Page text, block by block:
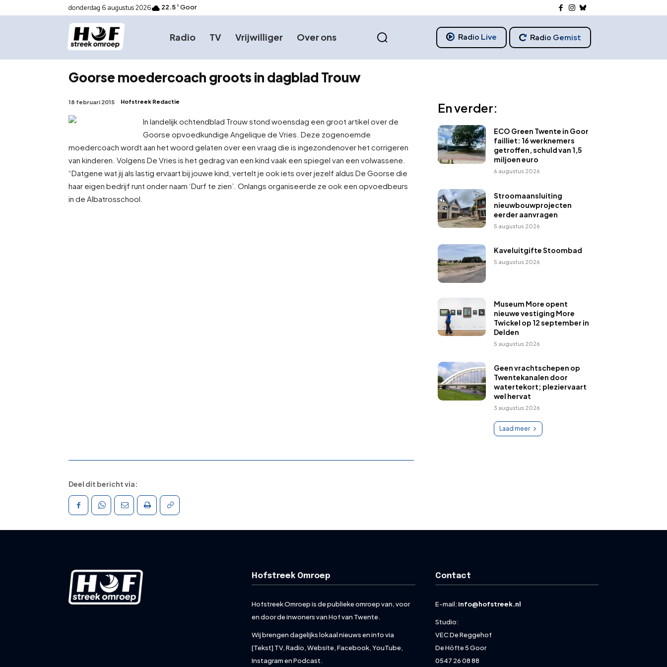
donderdag 6 augustus 2026 22.5 C Goor
Radio TV Vrijwilliger Over ons Radio Live Radio Gemist
Goorse moedercoach groots in dagblad Trouw
18 februari 2015 Hofstreek Redactie
In landelijk ochtendblad Trouw stond woensdag een groot artikel over de
Goorse opvoedkundige Angelique de Vries. Deze zogenoemde
moedercoach wordt aan het woord gelaten over een vraag die is ingezondenover het corrigeren
van kinderen. Volgens De Vries is het gedrag van een kind vaak een spiegel van een volwassene.
“Datgene wat jij als lastig ervaart bij jouwe kind, vertelt je ook iets over jezelf aldus De Goorse die
haar eigen bedrijf runt onder naam ‘Durf te zien’. Onlangs organiseerde ze ook een opvoedbeurs
in de Albatrosschool.
En verder:
ECO Green Twente in Goor
failliet: 16 werknemers
getroffen, schuld van 1,5
miljoen euro
6 augustus 2026
Stroomaansluiting
nieuwbouwprojecten
eerder aanvragen
5 augustus 2026
Kaveluitgifte Stoombad
5 augustus 2026
Museum More opent
nieuwe vestiging More
Twickel op 12 september in
Delden
5 augustus 2026
Geen vrachtschepen op
Twentekanalen door
watertekort; pleziervaart
wel hervat
3 augustus 2026
Laad meer
Deel dit bericht via:
Hofstreek Omroep
Hofstreek Omroep is de publieke omroep van, voor
en door de inwoners van Hof van Twente.
Wij brengen dagelijks lokaal nieuws en info via
[Tekst] TV, Radio, Website, Facebook, YouTube,
Instagram en Podcast.
Contact
E-mail: info@hofstreek.nl
Studio:
VEC De Reggehof
De Höfte 5 Goor
0547 26 08 88